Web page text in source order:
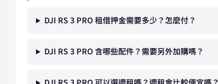
DJI RS 3 PRO 租借押金需要多少？怎麼付？
DJI RS 3 PRO 含哪些配件？需要另外加購嗎？